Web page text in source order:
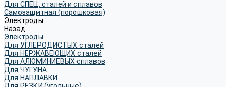
Для СПЕЦ. сталей и сплавов
Самозащитная (порошковая)
Электроды
Назад
Электроды
Для УГЛЕРОДИСТЫХ сталей
Для НЕРЖАВЕЮЩИХ сталей
Для АЛЮМИНИЕВЫХ сплавов
Для ЧУГУНА
Для НАПЛАВКИ